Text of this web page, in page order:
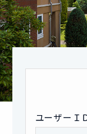
ユーザーＩ